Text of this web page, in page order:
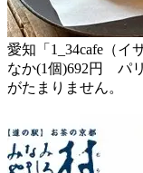
愛知「1_34cafe（イ
なか(1個)692円 パ
がたまりません。